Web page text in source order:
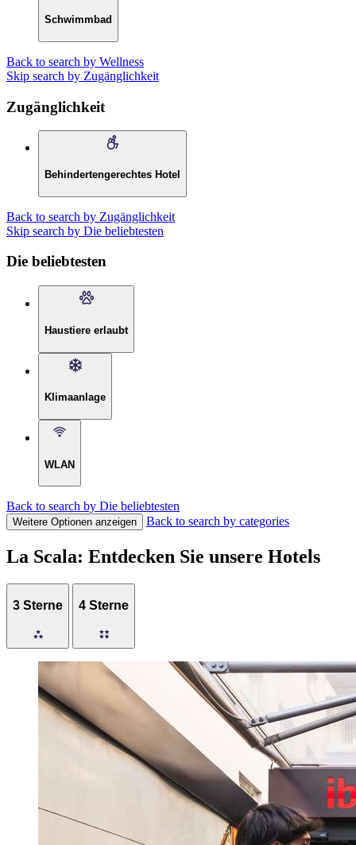
Schwimmbad
Back to search by Wellness
Skip search by Zugänglichkeit
Zugänglichkeit
Behindertengerechtes Hotel
Back to search by Zugänglichkeit
Skip search by Die beliebtesten
Die beliebtesten
Haustiere erlaubt
Klimaanlage
WLAN
Back to search by Die beliebtesten
Weitere Optionen anzeigen Back to search by categories
La Scala: Entdecken Sie unsere Hotels
3 Sterne 4 Sterne